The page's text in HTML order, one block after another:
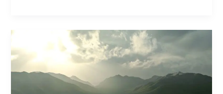
i
Landbruket:
En